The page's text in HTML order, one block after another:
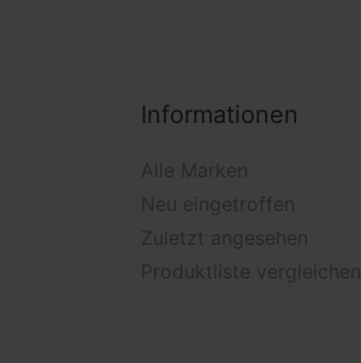
Informationen
Alle Marken
Neu eingetroffen
Zuletzt angesehen
Produktliste vergleichen